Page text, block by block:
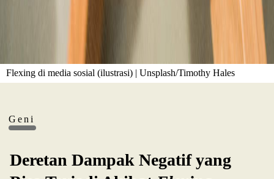
Flexing di media sosial (ilustrasi) | Unsplash/Timothy Hales
Geni
Deretan Dampak Negatif yang